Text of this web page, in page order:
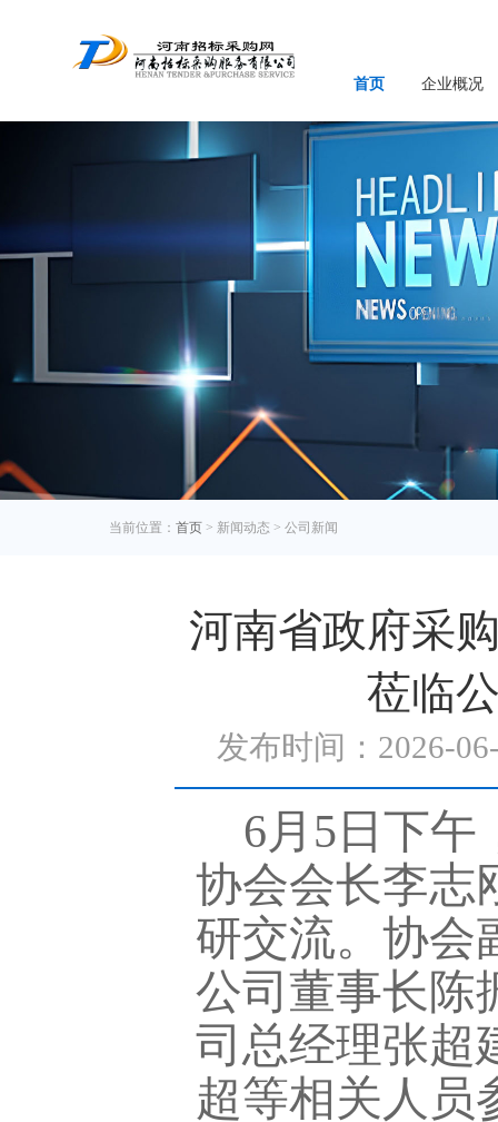
首页 企业概况
当前位置： 首页 > 新闻动态 > 公司新闻
河南省政府采
莅临
发布时间：2026-
6月5日下午
协会会长李志
研交流。协会
公司董事长陈
司总经理张超
超等相关人员